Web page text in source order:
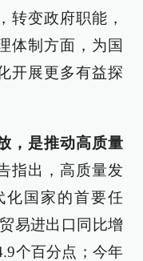
转变政府职能，
体制方面，为国
开展更多有益探
，是推动高质量
指出，高质量发
化国家的首要任
易进出口同比增
个百分点；今年